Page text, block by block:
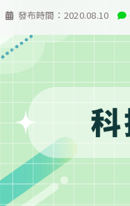
發布時間： 2020.08.10